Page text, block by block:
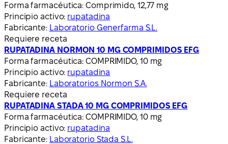
Forma farmacéutica: Comprimido, 12,77 mg
Principio activo: rupatadina
Fabricante: Laboratorio Generfarma S.L.
Requiere receta
RUPATADINA NORMON 10 MG COMPRIMIDOS EFG
Forma farmacéutica: COMPRIMIDO, 10 mg
Principio activo: rupatadina
Fabricante: Laboratorios Normon S.A.
Requiere receta
RUPATADINA STADA 10 MG COMPRIMIDOS EFG
Forma farmacéutica: COMPRIMIDO, 10 mg
Principio activo: rupatadina
Fabricante: Laboratorio Stada S.L.